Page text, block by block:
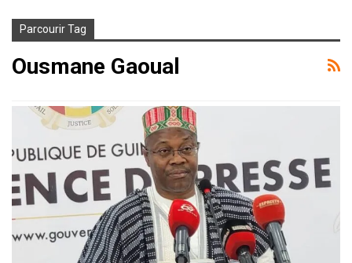
Parcourir Tag
Ousmane Gaoual